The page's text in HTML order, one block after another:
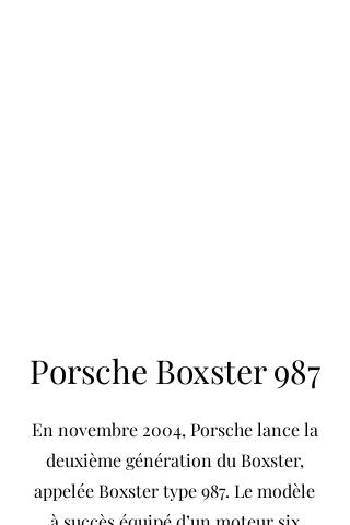
Porsche Boxster 987
En novembre 2004, Porsche lance la
deuxième génération du Boxster,
appelée Boxster type 987. Le modèle